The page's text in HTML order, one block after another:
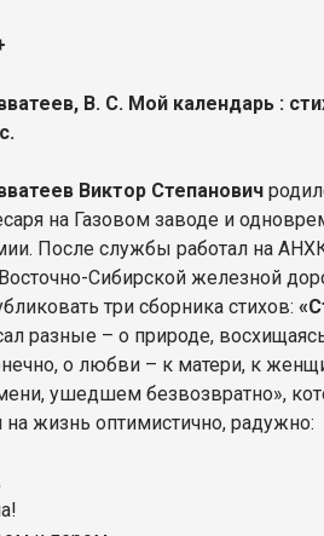
В. С. Мой календарь :
Виктор Степанович
на Газовом заводе и
После службы работал на
Сибирской железной
три сборника стихов:
разные – о природе,
о любви – к матери, к
ушедшем безвозвратно»,
на жизнь оптимистично, радужно: